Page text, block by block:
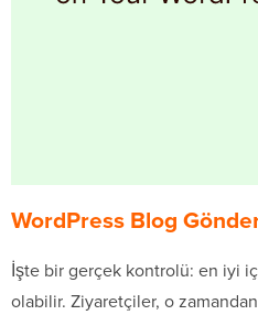
WordPress Blog
İşte bir gerçek kontrolü: en iyi
olabilir. Ziyaretçiler, o